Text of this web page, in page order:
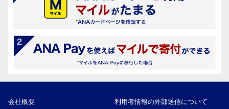
会社概要 利用者情報の外部送信について